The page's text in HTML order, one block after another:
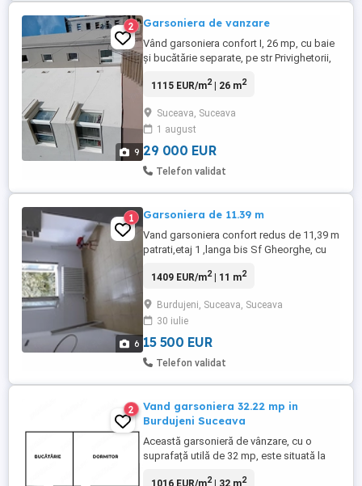
9
2 Garsoniera de vanzare
Vând garsoniera confort I, 26 mp, cu baie
și bucătărie separate, pe str Privighetorii,
renovat recent, cheltuieli mici , foarte
cu minimul de mobilier care este. Prețul
este 29000e. Tel .
1115 EUR/m2| 26 m2
Suceava, Suceava
1 august
29 000 EUR
Telefon validat
6
1 Garsoniera de 11.39 m
Vand garsoniera confort redus de 11,39 m
patrati,etaj 1 ,langa bis Sf Gheorghe, cu
garsoniera confort 1 ,Suceava,Radauti
1409 EUR/m2| 11 m2
Burdujeni, Suceava, Suceava
30 iulie
15 500 EUR
Telefon validat
2
Vand garsoniera 32.22 mp in
Burdujeni Suceava
Această garsonieră de vânzare, cu o
suprafață utilă de 32 mp, este situată la
1016 EUR/m2| 32 m2